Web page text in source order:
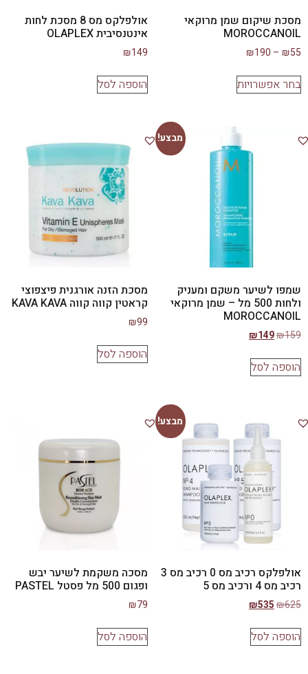
מסכת שיקום שמן מרוקאי
MOROCCANOIL
₪55
–
₪190
בחר אפשרויות
אולפלקס מס 8 מסכת לחות
אינטנסיבית OLAPLEX
₪149
הוספה לסל
מבצע!
שמפו לשיער משקם ומעניק
ולחות 500 מל – שמן מרוקאי
MOROCCANOIL
₪159
₪149
הוספה לסל
מסכת הזנה אורגנית פיצפוצי
קראטין קווה קווה KAVA KAVA
₪99
הוספה לסל
מבצע!
אולפלקס רכיב מס 0 רכיב מס 3
רכיב מס 4 ורכיב מס 5
₪625
₪535
הוספה לסל
מסכה משקמת לשיער יבש
ופגום 500 מל פסטל PASTEL
₪79
הוספה לסל